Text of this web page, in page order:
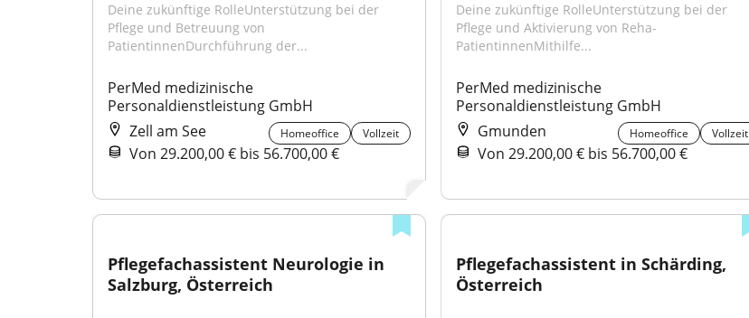
Deine zukünftige RolleUnterstützung bei der
Pflege und Betreuung von
PatientinnenDurchführung der...
PerMed medizinische
Personaldienstleistung GmbH
Zell am See
Homeoffice Vollzeit
Von 29.200,00 € bis 56.700,00 €
Deine zukünftige RolleUnterstützung bei der
Pflege und Aktivierung von Reha-
PatientinnenMithilfe...
PerMed medizinische
Personaldienstleistung GmbH
Gmunden
Homeoffice Vollzeit
Von 29.200,00 € bis 56.700,00 €
Pflegefachassistent Neurologie in
Salzburg, Österreich
Pflegefachassistent in Schärding,
Österreich